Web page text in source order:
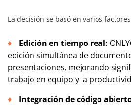
La decisión se basó en varios
Edición en tiempo real:
edición simultánea de
presentaciones, mejorando
trabajo en equipo y la
Integración de código